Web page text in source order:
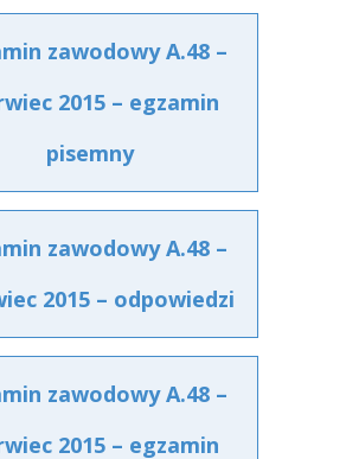
zawodowy A.48 –
2015 – egzamin
pisemny
zawodowy A.48 –
2015 – odpowiedzi
zawodowy A.48 –
2015 – egzamin